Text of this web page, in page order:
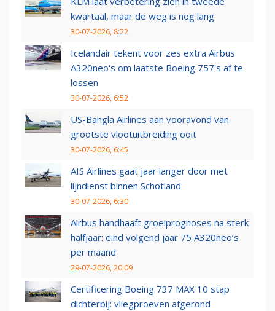
kwartaal, maar de weg is nog lang
30-07-2026, 8:22
Icelandair tekent voor zes extra Airbus
A320neo's om laatste Boeing 757's af te
lossen
30-07-2026, 6:52
US-Bangla Airlines aan vooravond van
grootste vlootuitbreiding ooit
30-07-2026, 6:45
AIS Airlines gaat jaar langer door met
lijndienst binnen Schotland
30-07-2026, 6:30
Airbus handhaaft groeiprognoses na sterk
halfjaar: eind volgend jaar 75 A320neo’s
per maand
29-07-2026, 20:09
Certificering Boeing 737 MAX 10 stap
dichterbij: vliegproeven afgerond